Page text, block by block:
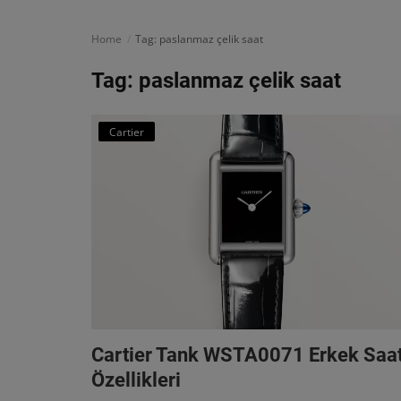
Home Tag: paslanmaz çelik saat
Tag: paslanmaz çelik saat
Cartier
Cartier Tank WSTA0071 Erkek
Özellikleri